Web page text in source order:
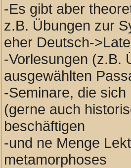
-Es gibt aber
z.B. Übungen zur
eher Deutsch-
-Vorlesungen (z.B.
ausgewählten
-Seminare, die
(gerne auch
beschäftigen
-und ne Menge
metamorphoses